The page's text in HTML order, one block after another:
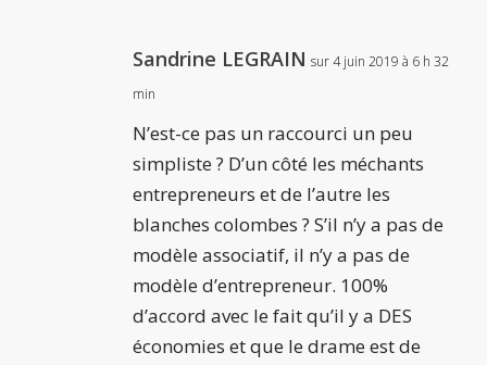
Sandrine LEGRAIN sur 4 juin 2019 à 6 h 32
min
N’est-ce pas un raccourci un peu
simpliste ? D’un côté les méchants
entrepreneurs et de l’autre les
blanches colombes ? S’il n’y a pas de
modèle associatif, il n’y a pas de
modèle d’entrepreneur. 100%
d’accord avec le fait qu’il y a DES
économies et que le drame est de